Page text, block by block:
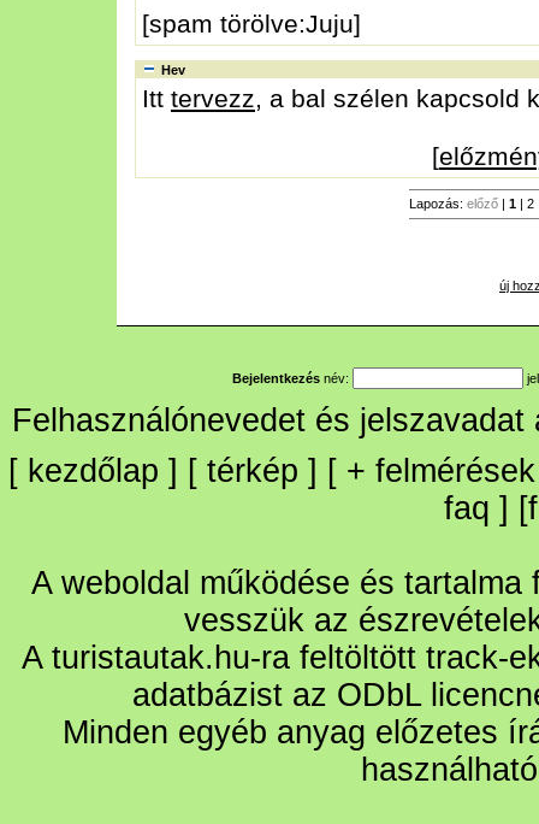
[spam törölve:Juju]
Hev
Itt tervezz, a bal szélen kapcsold
[
Lapozás: előző | 1 | 2
új
Bejelentkezés név:
Felhasználónevedet és
[ kezdőlap ] [ térkép ] [ + felmérések
faq ] [
A weboldal működése és
vesszük az
A turistautak.hu-ra feltöltött track-
adatbázist az ODbL
Minden egyéb anyag előzetes